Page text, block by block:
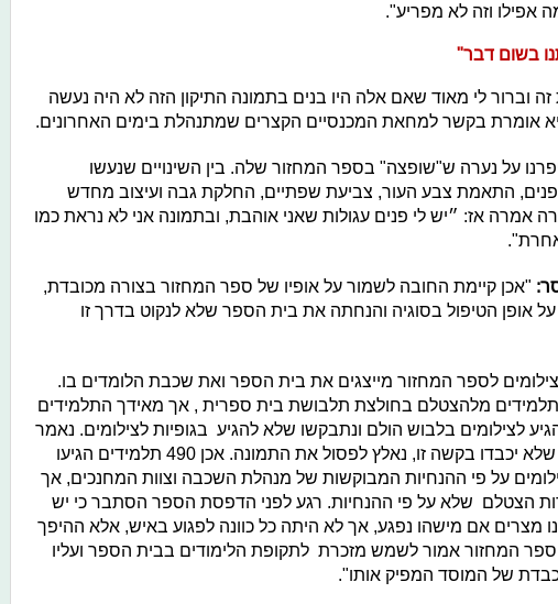
אפילו וזה לא מפריע".
בשום דבר"
וברור לי מאוד שאם אלה היו בנים בתמונה התיקון הזה לא היה נעשה
אומרת בקשר למחאת המכנסיים הקצרים שמתנהלת בימים האחרונים.
על נערה ש"שופצה" בספר המחזור שלה. בין השינויים שנעשו
התאמת צבע העור, צביעת שפתיים, החלקת גבה ועיצוב מחדש
אמרה אז: ״יש לי פנים עגולות שאני אוהבת, ובתמונה אני לא נראת כמו
"אכן קיימת החובה לשמור על אופיו של ספר המחזור בצורה מכובדת,
אופן הטיפול בסוגיה והנחתה את בית הספר שלא לנקוט בדרך זו
לספר המחזור מייצגים את בית הספר ואת שכבת הלומדים בו.
מלהצטלם בחולצת תלבושת בית ספרית , אך מאידך התלמידים
לצילומים בלבוש הולם ונתבקשו שלא להגיע בגופיות לצילומים. נאמר
לתלמידים כי תלמידים שלא יכבדו בקשה זו, נאלץ לפסול את התמונה. אכן 490 תלמידים הגיעו
על פי ההנחיות המבוקשות של מנהלת השכבה וצוות המחנכים, אך
הצטלם שלא על פי ההנחיות. רגע לפני הדפסת הספר הסתבר כי יש
מצרים אם מישהו נפגע, אך לא היתה כל כוונה לפגוע באיש, אלא ההיפך
ספר המחזור אמור לשמש מזכרת לתקופת הלימודים בבית הספר ועליו
של המוסד המפיק אותו".